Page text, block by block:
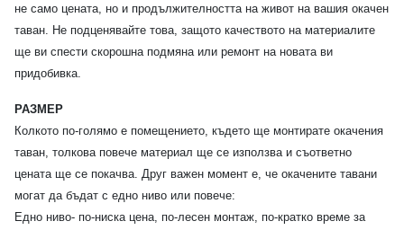
не само цената, но и продължителността на живот на вашия окачен
таван. Не подценявайте това, защото качеството на материалите
ще ви спести скорошна подмяна или ремонт на новата ви
придобивка.
РАЗМЕР
Колкото по-голямо е помещението, където ще монтирате окачения
таван, толкова повече материал ще се използва и съответно
цената ще се покачва. Друг важен момент е, че окачените тавани
могат да бъдат с едно ниво или повече:
Едно ниво- по-ниска цена, по-лесен монтаж, по-кратко време за